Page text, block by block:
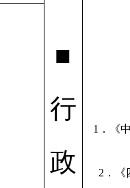
■
行
政
1．《
2．《